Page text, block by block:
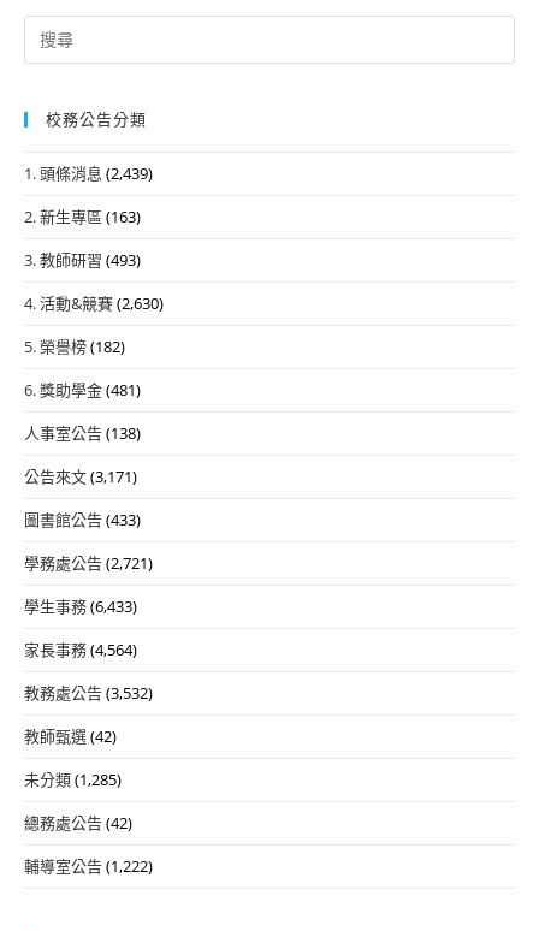
Search
for:
校務公告分類
1. 頭條消息 (2,439)
2. 新生專區 (163)
3. 教師研習 (493)
4. 活動&競賽(2,630)
5. 榮譽榜(182)
6. 獎助學金(481)
人事室公告(138)
公告來文(3,171)
圖書館公告(433)
學務處公告(2,721)
學生事務(6,433)
家長事務(4,564)
教務處公告(3,532)
教師甄選(42)
未分類(1,285)
總務處公告(42)
輔導室公告(1,222)